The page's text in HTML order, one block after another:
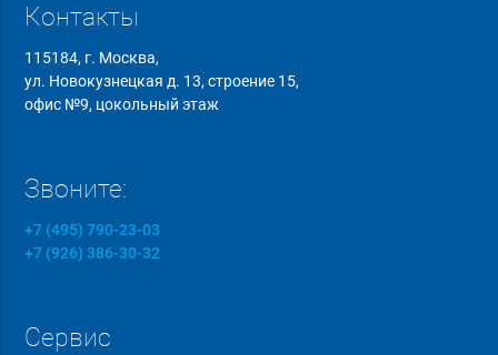
Контакты
115184, г. Москва,
ул. Новокузнецкая д. 13, строение 15,
офис №9, цокольный этаж
Звоните:
+7 (495) 790-23-03
+7 (926) 386-30-32
Сервис